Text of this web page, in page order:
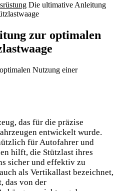
Die ultimative Anleitung
zur optimalen
das für die präzise
entwickelt wurde.
für Autofahrer und
hilft, die Stützlast ihres
sicher und effektiv zu
als Vertikallast bezeichnet,
das von der